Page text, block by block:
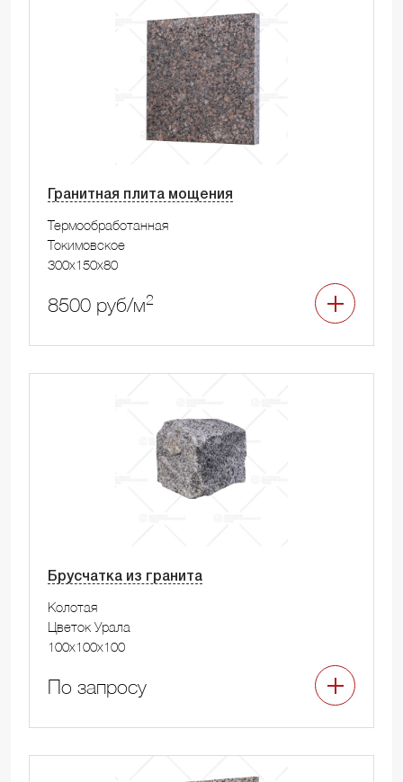
Гранитная плита мощения
Термообработанная
Токимовское
300x150x80
8500 руб/м2
Брусчатка из гранита
Колотая
Цветок Урала
100x100x100
По запросу